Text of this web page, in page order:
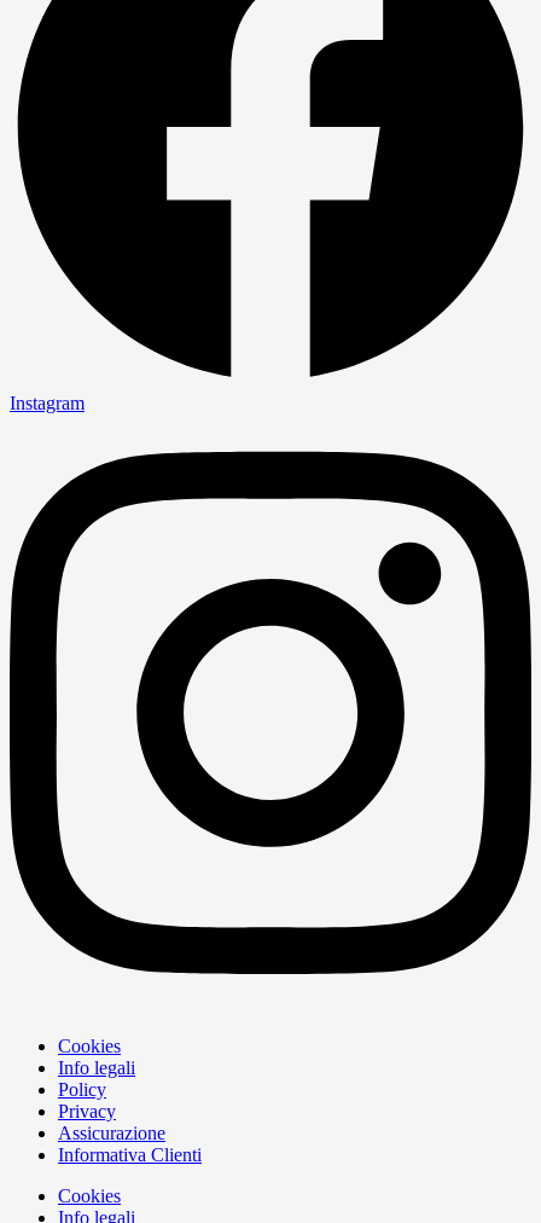
Instagram
Cookies
Info legali
Policy
Privacy
Assicurazione
Informativa Clienti
Cookies
Info legali